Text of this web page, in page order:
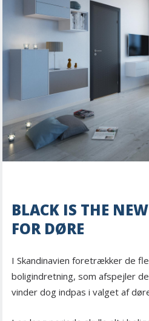
BLACK IS THE
FOR DØRE
I Skandinavien foretrækker de
boligindretning, som afspejler
vinder dog indpas i valget af